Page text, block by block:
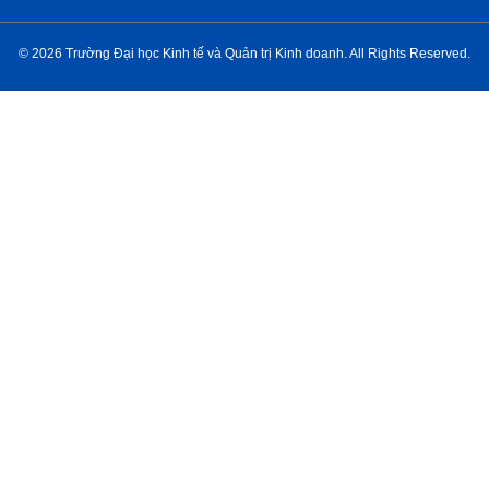
© 2026 Trường Đại học Kinh tế và Quản trị Kinh doanh. All Rights Reserved.